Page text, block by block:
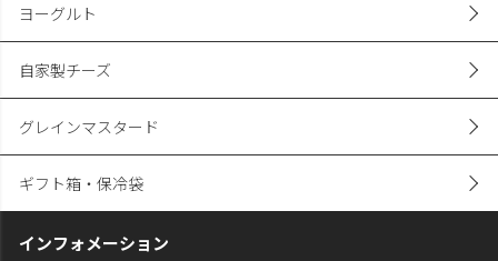
ヨーグルト
自家製チーズ
グレインマスタード
ギフト箱・保冷袋
インフォメーション